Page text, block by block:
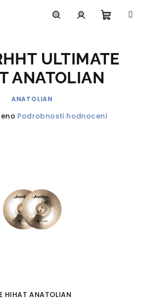
košík
HIHAT ANATOLIAN
ULTIMATE
ANATOLIAN
ANATOLIAN
Podrobnosti hodnocení